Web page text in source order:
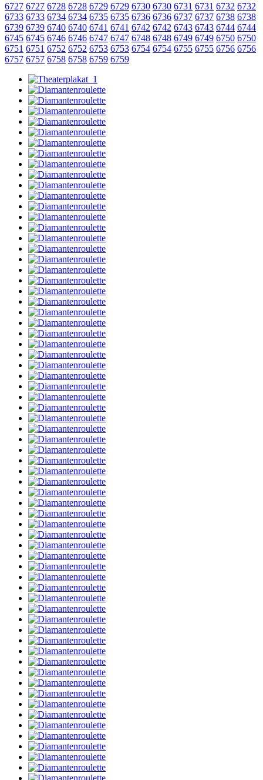
6727 6727 6728 6728 6729 6729 6730 6730 6731 6731 6732 6732
6733 6733 6734 6734 6735 6735 6736 6736 6737 6737 6738 6738
6739 6739 6740 6740 6741 6741 6742 6742 6743 6743 6744 6744
6745 6745 6746 6746 6747 6747 6748 6748 6749 6749 6750 6750
6751 6751 6752 6752 6753 6753 6754 6754 6755 6755 6756 6756
6757 6757 6758 6758 6759 6759